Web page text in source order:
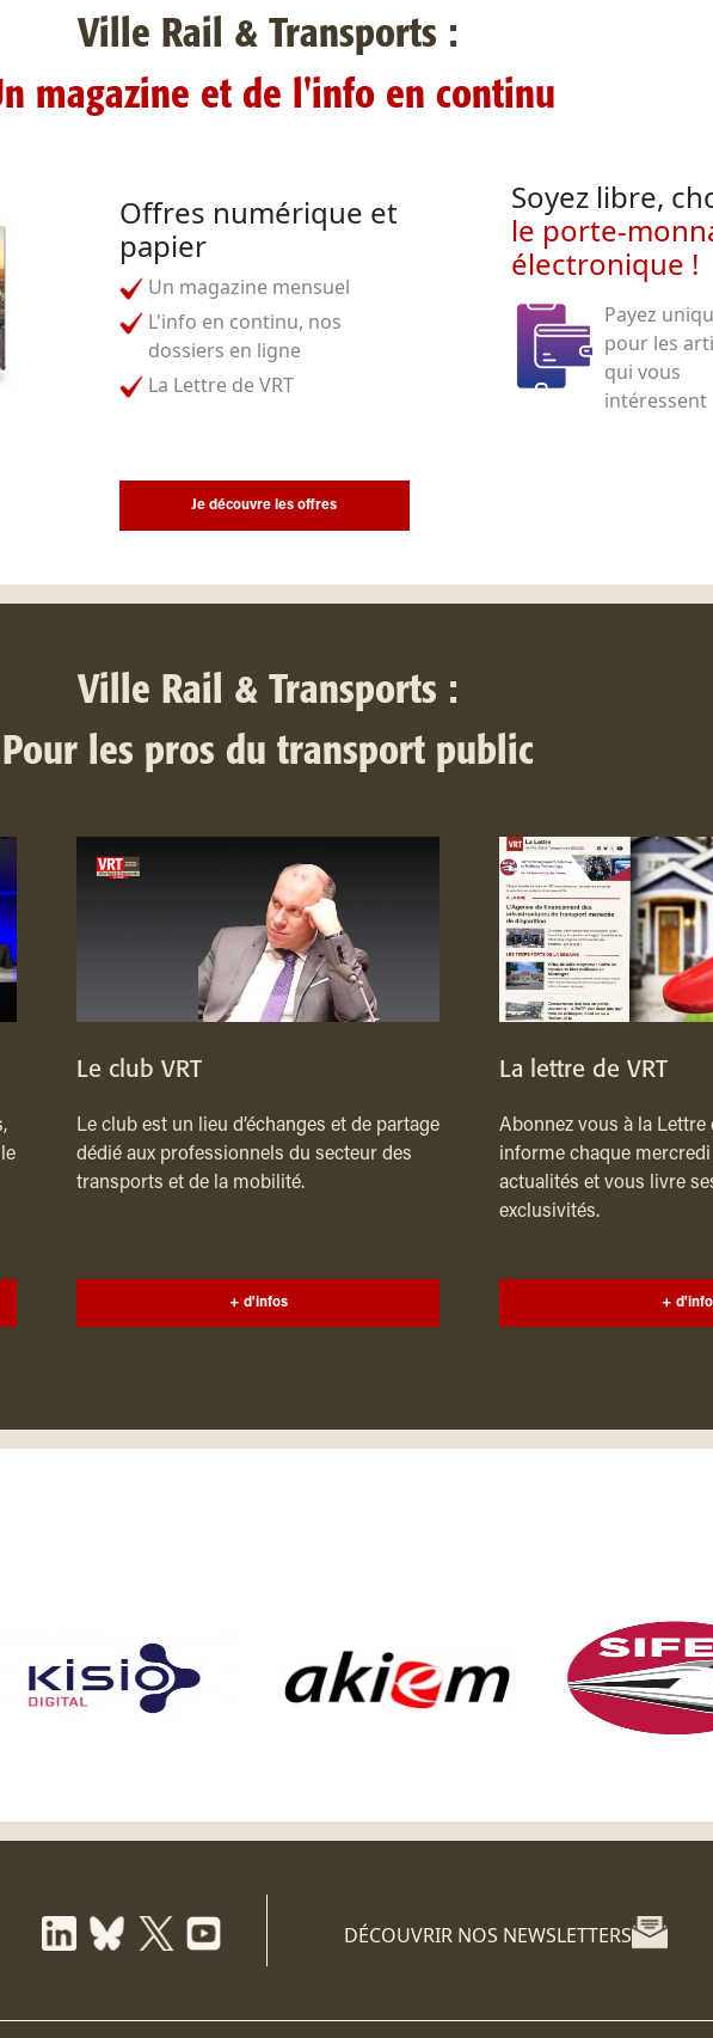
Ville Rail & Transports :
magazine et de l'info en continu
Offres numérique et
papier
Un magazine mensuel
L'info en continu, nos
dossiers en ligne
La Lettre de VRT
Soyez libre,
le porte-
électronique !
Payez
pour les
qui vous
intéressent
Je découvre les offres
Ville Rail & Transports :
Pour les pros du transport public
Le club VRT
Le club est un lieu d’échanges et de partage
dédié aux professionnels du secteur des
transports et de la mobilité.
+ d'infos
La lettre de VRT
Abonnez vous à la Lettre
informe chaque
actualités et vous livre
exclusivités.
+
DÉCOUVRIR NOS NEWSLETTERS